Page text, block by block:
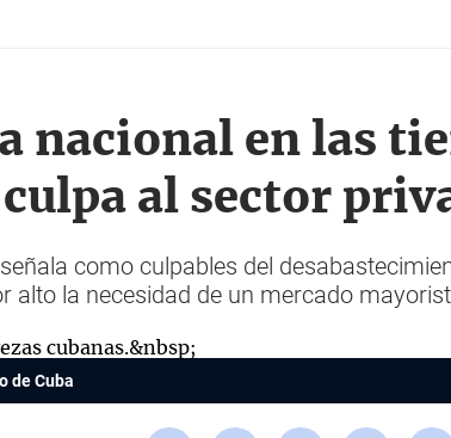
nacional en las
al sector
como culpables del
alto la necesidad de un mercado
de Cuba